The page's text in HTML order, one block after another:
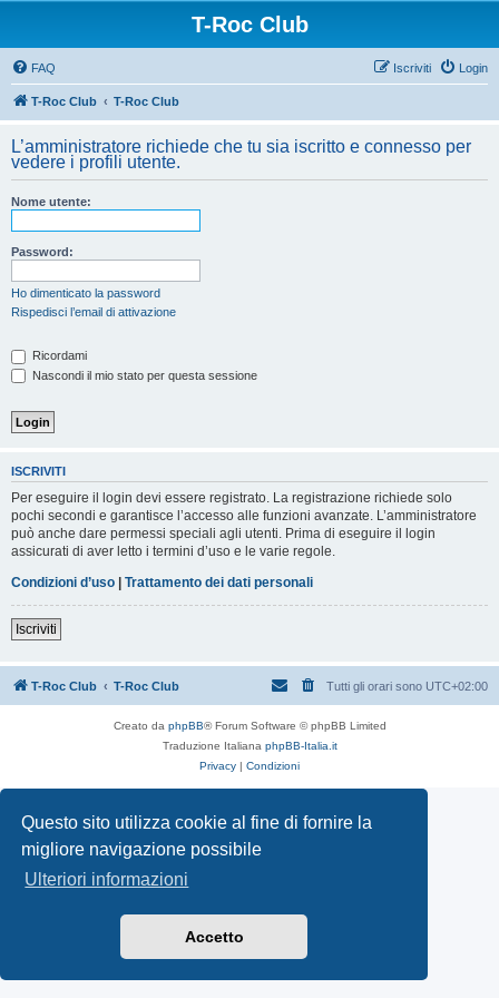
Questo sito utilizza cookie al fine di fornire la
migliore navigazione possibile
Ulteriori informazioni
Accetto
T-Roc Club
FAQ Login
Iscriviti
T-Roc Club T-Roc Club
L’amministratore richiede che tu sia iscritto e connesso per
vedere i profili utente.
Nome utente:
Password:
Ho dimenticato la password
Rispedisci l’email di attivazione
Ricordami
Nascondi il mio stato per questa sessione
ISCRIVITI
Per eseguire il login devi essere registrato. La registrazione richiede solo
pochi secondi e garantisce l’accesso alle funzioni avanzate. L’amministratore
può anche dare permessi speciali agli utenti. Prima di eseguire il login
assicurati di aver letto i termini d’uso e le varie regole.
Condizioni d’uso | Trattamento dei dati personali
Iscriviti
T-Roc Club T-Roc Club Tutti gli orari sono UTC+02:00
Creato da phpBB® Forum Software © phpBB Limited
Traduzione Italiana phpBB-Italia.it
Privacy | Condizioni